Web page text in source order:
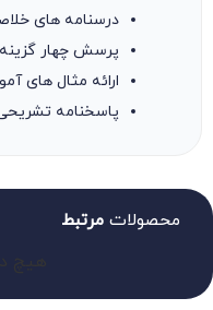
درسنامه های
پرسش چهار
ارائه مثال های
پاسخنامه
محصولات مرتبط
هیچ